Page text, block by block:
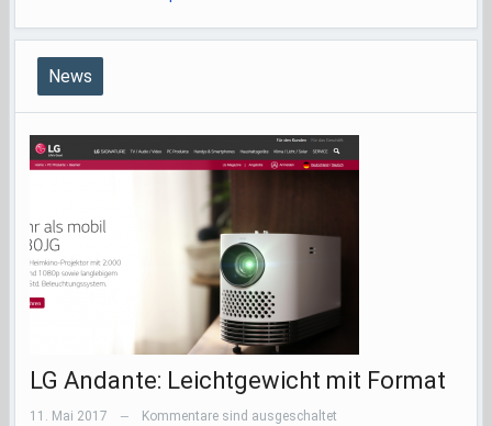
News
LG Andante: Leichtgewicht mit Format
11. Mai 2017 — Kommentare sind ausgeschaltet